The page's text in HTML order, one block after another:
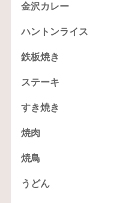
金沢カレー
ハントンライス
鉄板焼き
ステーキ
すき焼き
焼肉
焼鳥
うどん